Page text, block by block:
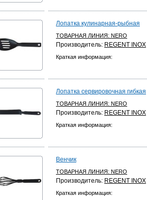
Лопатка кулинарная-рыбная
ТОВАРНАЯ ЛИНИЯ: NERO
Производитель: REGENT INOX
Краткая информация:
Лопатка сервировочная гибкая
ТОВАРНАЯ ЛИНИЯ: NERO
Производитель: REGENT INOX
Краткая информация:
Венчик
ТОВАРНАЯ ЛИНИЯ: NERO
Производитель: REGENT INOX
Краткая информация: